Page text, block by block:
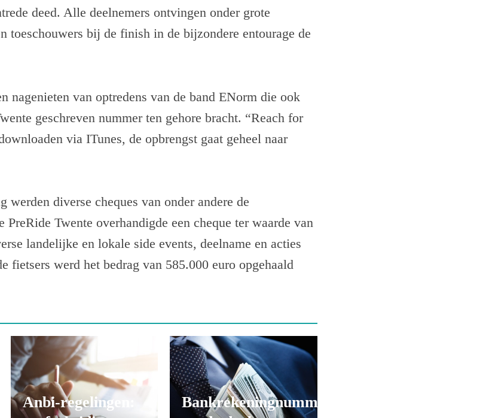
deed. Alle deelnemers ontvingen onder grote
toeschouwers bij de finish in de bijzondere entourage de
nagenieten van optredens van de band ENorm die ook
geschreven nummer ten gehore bracht. “Reach for
via ITunes, de opbrengst gaat geheel naar
werden diverse cheques van onder andere de
Twente overhandigde een cheque ter waarde van
landelijke en lokale side events, deelname en acties
fietsers werd het bedrag van 585.000 euro opgehaald
Anbi-regelingen:
Bankrekeningnummers